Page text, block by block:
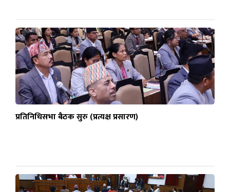
प्रतिनिधिसभा बैठक सुरु (प्रत्यक्ष प्रसारण)